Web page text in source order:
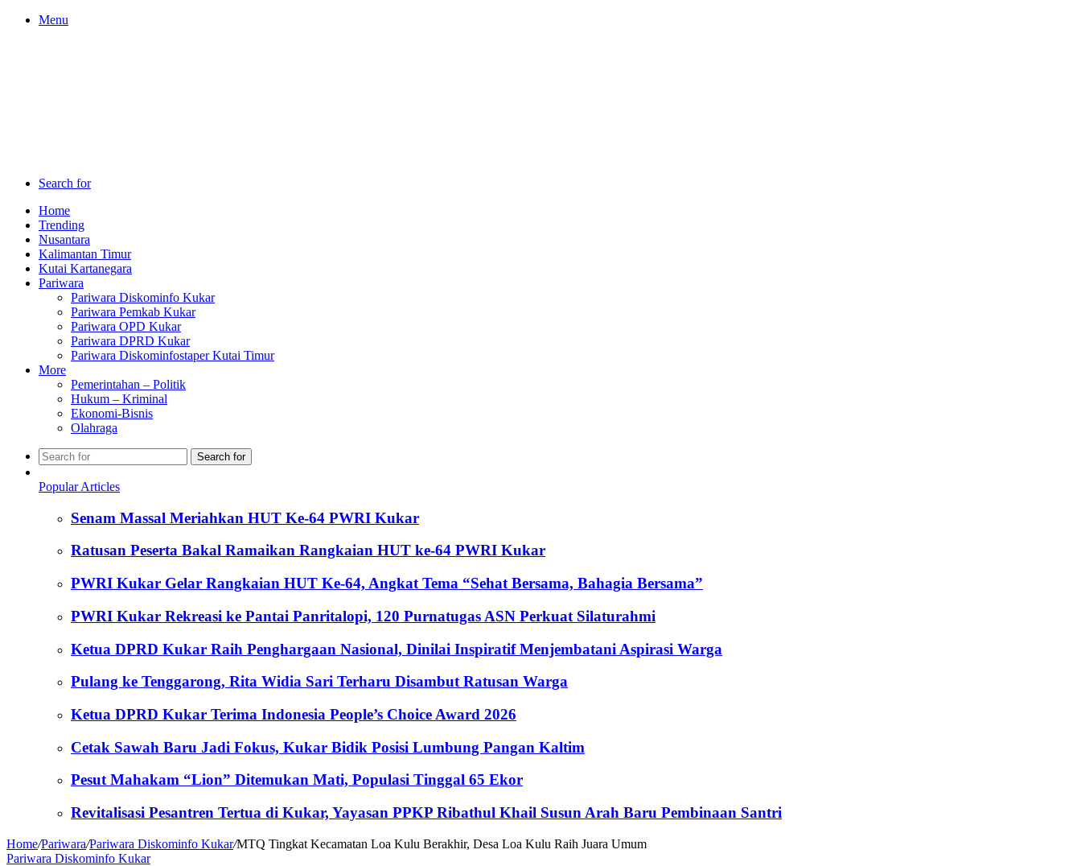
Menu
Search for
Home
Trending
Nusantara
Kalimantan Timur
Kutai Kartanegara
Pariwara
Pariwara Diskominfo Kukar
Pariwara Pemkab Kukar
Pariwara OPD Kukar
Pariwara DPRD Kukar
Pariwara Diskominfostaper Kutai Timur
More
Pemerintahan – Politik
Hukum – Kriminal
Ekonomi-Bisnis
Olahraga
Search for
Popular Articles
Senam Massal Meriahkan HUT Ke-64 PWRI Kukar
Ratusan Peserta Bakal Ramaikan Rangkaian HUT ke-64 PWRI Kukar
PWRI Kukar Gelar Rangkaian HUT Ke-64, Angkat Tema “Sehat Bersama, Bahagia Bersama”
PWRI Kukar Rekreasi ke Pantai Panritalopi, 120 Purnatugas ASN Perkuat Silaturahmi
Ketua DPRD Kukar Raih Penghargaan Nasional, Dinilai Inspiratif Menjembatani Aspirasi Warga
Pulang ke Tenggarong, Rita Widia Sari Terharu Disambut Ratusan Warga
Ketua DPRD Kukar Terima Indonesia People’s Choice Award 2026
Cetak Sawah Baru Jadi Fokus, Kukar Bidik Posisi Lumbung Pangan Kaltim
Pesut Mahakam “Lion” Ditemukan Mati, Populasi Tinggal 65 Ekor
Revitalisasi Pesantren Tertua di Kukar, Yayasan PPKP Ribathul Khail Susun Arah Baru Pembinaan Santri
Home/Pariwara/Pariwara Diskominfo Kukar/MTQ Tingkat Kecamatan Loa Kulu Berakhir, Desa Loa Kulu Raih Juara Umum
Pariwara Diskominfo Kukar